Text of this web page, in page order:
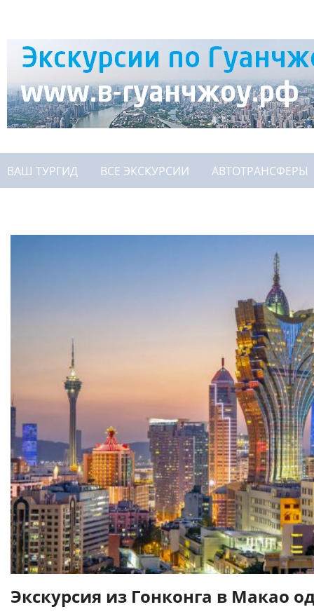
ВАШ ТУРГИД ВСЕ ЭКСКУРСИИ АВТОТРАНСФЕРЫ
Экскурсия из Гонконга в Макао